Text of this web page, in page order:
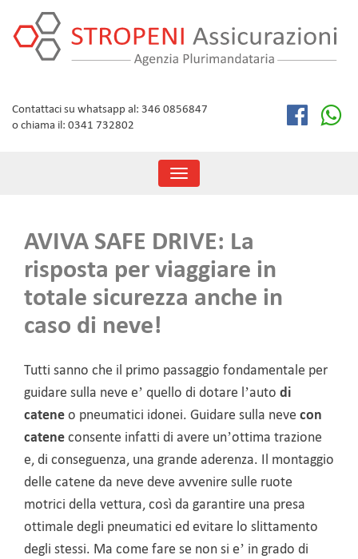
content
Contattaci su whatsapp al: 346 0856847
o chiama il: 0341 732802
Toggle
navigation
AVIVA SAFE DRIVE: La
risposta per viaggiare in
totale sicurezza anche in
caso di neve!
Tutti sanno che il primo passaggio fondamentale per
guidare sulla neve e’ quello di dotare l’auto di
cateneo pneumatici idonei. Guidare sulla neve con
cateneconsente infatti di avere un’ottima trazione
e, di conseguenza, una grande aderenza. Il montaggio
delle catene da neve deve avvenire sulle ruote
motrici della vettura, così da garantire una presa
ottimale degli pneumatici ed evitare lo slittamento
degli stessi. Ma come fare se non si e’ in grado di